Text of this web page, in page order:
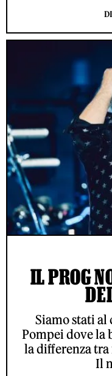
IL PROG
Siamo stati
Pompei dove la
la differenza tra
Il